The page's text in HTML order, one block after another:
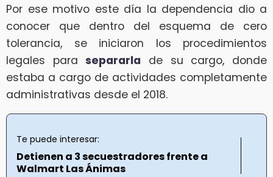
Por ese motivo este día la dependencia dio a
conocer que dentro del esquema de cero
tolerancia, se iniciaron los procedimientos
legales parasepararla de su cargo, donde
estaba a cargo de actividades completamente
administrativas desde el 2018.
Te puede interesar:
Detienen a 3 secuestradores frente a
Walmart Las Ánimas